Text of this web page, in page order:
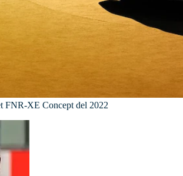
FNR-XE Concept del 2022